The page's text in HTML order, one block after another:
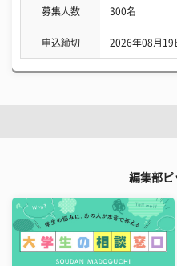
募集人数 300名
申込締切 2026年08月19
編集部ピ